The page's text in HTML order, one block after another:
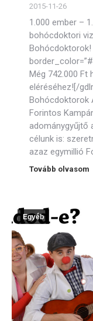
2015-11-26
1.000 ember –
bohócdoktori
Még 742.000 Ft
eléréséhez![/
Bohócdoktorok
Forintos
adománygyűjtő
célunk is:
azaz egymillió
Tovább olvasom
Egyéb